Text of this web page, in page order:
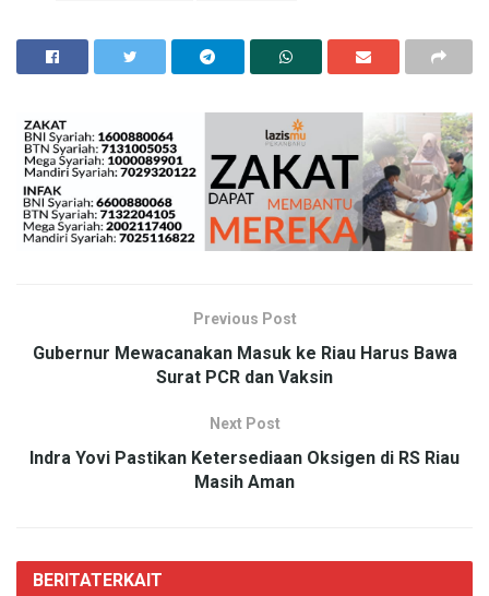
Previous Post
Gubernur Mewacanakan Masuk ke Riau Harus Bawa
Surat PCR dan Vaksin
Next Post
Indra Yovi Pastikan Ketersediaan Oksigen di RS Riau
Masih Aman
BERITATERKAIT